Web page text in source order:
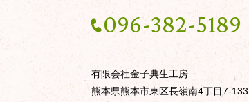
096-382-5189
有限会社金子典生工房
熊本県熊本市東区長嶺南4丁目7-133